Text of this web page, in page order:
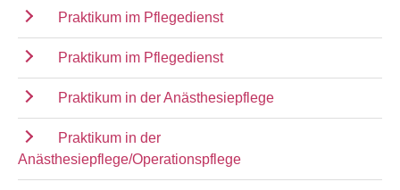
Praktikum im Pflegedienst
Praktikum im Pflegedienst
Praktikum in der Anästhesiepflege
Praktikum in der
Anästhesiepflege/Operationspflege